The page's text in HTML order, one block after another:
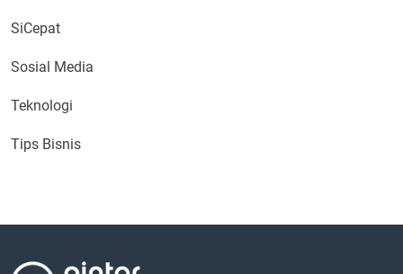
SiCepat
Sosial Media
Teknologi
Tips Bisnis